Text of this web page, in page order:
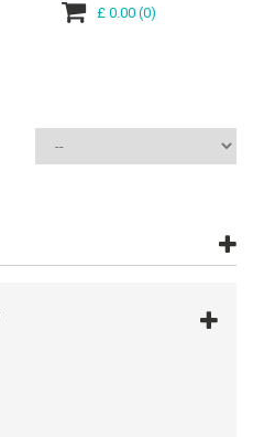
£ 0.00(0)